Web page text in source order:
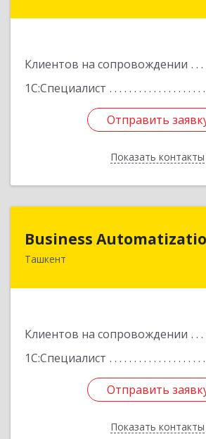
Клиентов на сопровождении
1С:Специалист
Отправить
Показать контакты
Отправить
Назад
Business
Ташкент
Клиентов на сопровождении
1С:Специалист
Отправить
Показать контакты
Узбекистан, г. Ташкент,
Отправить
Назад